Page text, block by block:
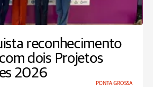
reconhecimento
dois Projetos
2026
PONTA GROSSA